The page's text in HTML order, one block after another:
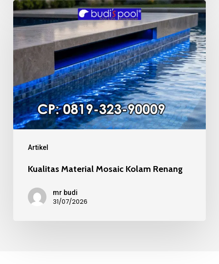
Artikel
Kualitas
Material
Mosaic
Kolam
Renang
Kualitas Material Mosaic Kolam Renang
mr budi
31/07/2026